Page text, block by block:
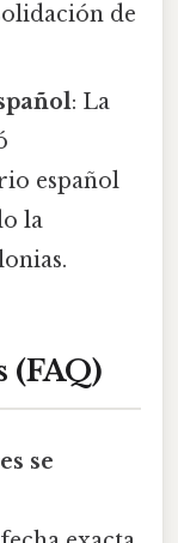
de
: La
español
la
(FAQ)
se